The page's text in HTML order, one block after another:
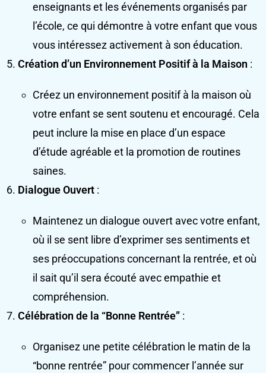
enseignants et les événements organisés par
l’école, ce qui démontre à votre enfant que vous
vous intéressez activement à son éducation.
Création d’un Environnement Positif à la Maison :
Créez un environnement positif à la maison où
votre enfant se sent soutenu et encouragé. Cela
peut inclure la mise en place d’un espace
d’étude agréable et la promotion de routines
saines.
Dialogue Ouvert :
Maintenez un dialogue ouvert avec votre enfant,
où il se sent libre d’exprimer ses sentiments et
ses préoccupations concernant la rentrée, et où
il sait qu’il sera écouté avec empathie et
compréhension.
Célébration de la “Bonne Rentrée” :
Organisez une petite célébration le matin de la
“bonne rentrée” pour commencer l’année sur